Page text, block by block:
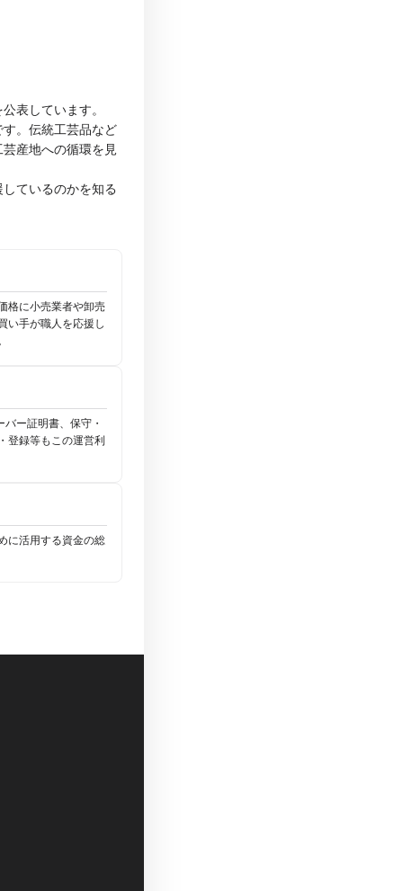
表しています。
。伝統工芸品など
産地への循環を見
ているのかを知る
格に小売業者や卸売
い手が職人を応援し
ー証明書、保守・
登録等もこの運営利
に活用する資金の総